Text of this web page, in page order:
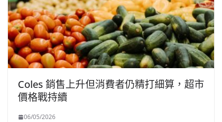
Coles 銷售上升但消費者仍精打細算，超市
價格戰持續
06/05/2026